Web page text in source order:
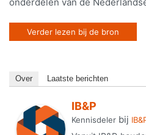
Verder lezen bij de bron
Over Laatste berichten
IB&P
Kennisdeler bij